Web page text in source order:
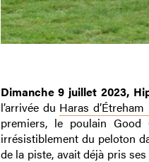
Dimanche 9 juillet 2023,
l’arrivée du Haras
premiers, le poulain Good
irrésistiblement du peloton
de la piste, avait déjà pris